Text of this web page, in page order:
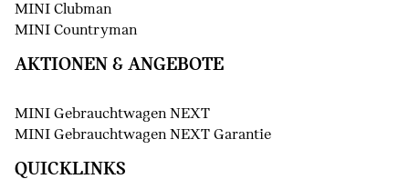
MINI Clubman
MINI Countryman
AKTIONEN & ANGEBOTE
MINI Gebrauchtwagen NEXT
MINI Gebrauchtwagen NEXT Garantie
QUICKLINKS